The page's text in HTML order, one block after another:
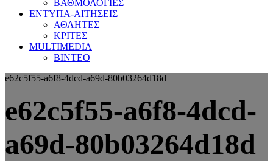
ΒΑΘΜΟΛΟΓΙΕΣ
ΕΝΤΥΠΑ-ΑΙΤΗΣΕΙΣ
ΑΘΛΗΤΕΣ
ΚΡΙΤΕΣ
MULTIMEDIA
ΒΙΝΤΕΟ
e62c5f55-a6f8-4dcd-a69d-80b03264d18d
e62c5f55-a6f8-4dcd-
a69d-80b03264d18d